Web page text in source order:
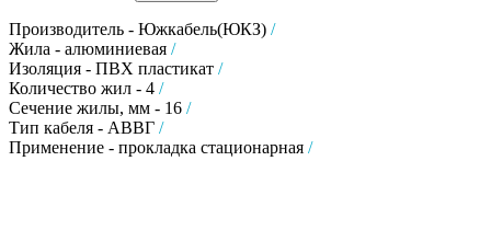
Производитель - Южкабель(ЮКЗ) /
Жила - алюминиевая /
Изоляция - ПВХ пластикат /
Количество жил - 4 /
Сечение жилы, мм - 16 /
Тип кабеля - АВВГ /
Применение - прокладка стационарная /